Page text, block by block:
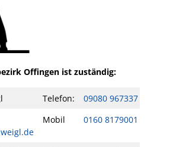
Offingen ist zuständig:
Telefon:
09080 967337
Mobil 0160 8179001